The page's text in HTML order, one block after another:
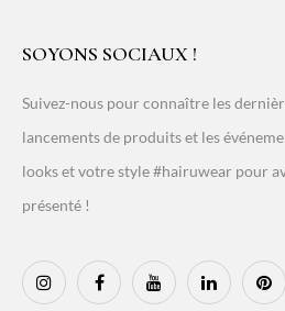
SOYONS SOCIAUX !
Suivez-nous pour connaître les
lancements de produits et les
looks et votre style #hairuwear pour
présenté !